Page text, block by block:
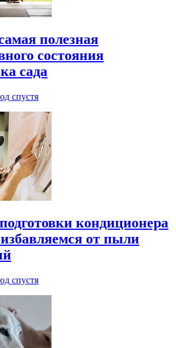
полезная
состояния
сада
спустя
кондиционера
от пыли
спустя